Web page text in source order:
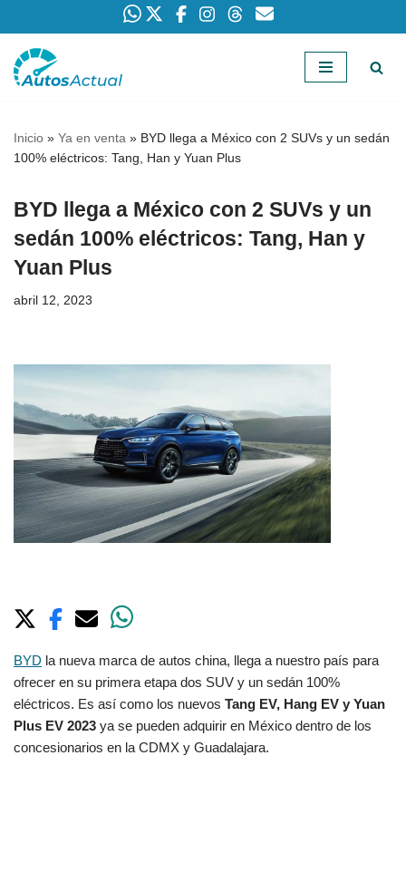
Saltar
Inicio » Ya en venta » BYD llega a México con 2 SUVs y un sedán
100% eléctricos: Tang, Han y Yuan Plus
BYD llega a México con 2 SUVs y un
sedán 100% eléctricos: Tang, Han y
Yuan Plus
abril 12, 2023
BYD la nueva marca de autos china, llega a nuestro país para
ofrecer en su primera etapa dos SUV y un sedán 100%
eléctricos. Es así como los nuevos Tang EV, Hang EV y Yuan
Plus EV 2023 ya se pueden adquirir en México dentro de los
concesionarios en la CDMX y Guadalajara.